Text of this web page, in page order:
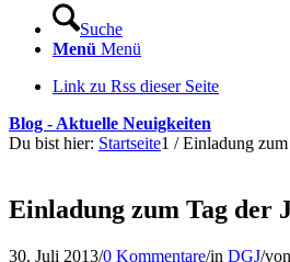
Suche
Menü Menü
Link zu Rss dieser Seite
Blog - Aktuelle Neuigkeiten
Du bist hier: Startseite1 / Einladung zum
Einladung zum Tag der
30. Juli 2013/0 Kommentare/in DGJ/von